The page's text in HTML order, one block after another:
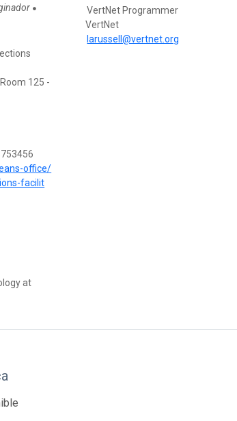
●
125 -
office/
facilit
VertNet Programmer
VertNet
larussell@vertnet.org
at